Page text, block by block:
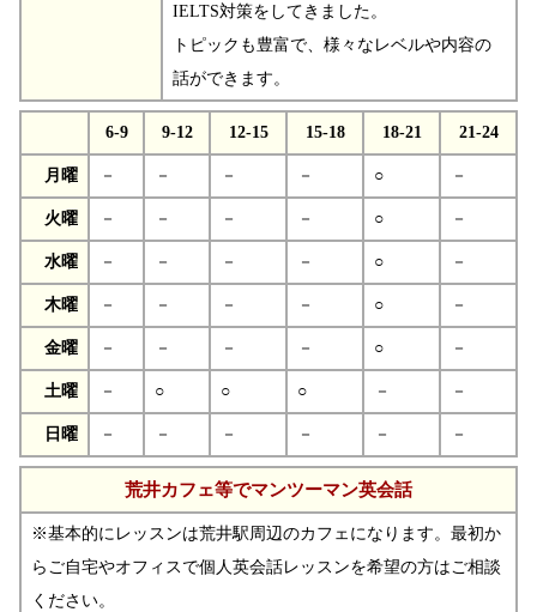
IELTS対策をしてきました。
トピックも豊富で、様々なレベルや内容の
話ができます。
6-9 9-12 12-15 15-18 18-21 21-24
月曜 － － － － ○ －
火曜 － － － － ○ －
水曜 － － － － ○ －
木曜 － － － － ○ －
金曜 － － － － ○ －
土曜 － ○ ○ ○ － －
日曜 － － － － － －
荒井カフェ等でマンツーマン英会話
※基本的にレッスンは荒井駅周辺のカフェになります。最初か
らご自宅やオフィスで個人英会話レッスンを希望の方はご相談
ください。